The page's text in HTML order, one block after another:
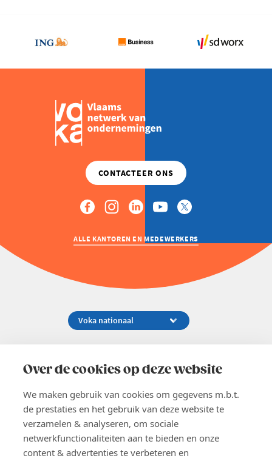
Over de cookies op deze website
We maken gebruik van cookies om gegevens m.b.t.
de prestaties en het gebruik van deze website te
verzamelen & analyseren, om sociale
netwerkfunctionaliteiten aan te bieden en onze
content & advertenties te verbeteren en
WACHTLIJSTEN
ALLE KANTOREN EN MEDEWERKERS
02 229 81 11
EN